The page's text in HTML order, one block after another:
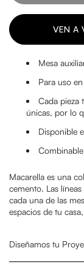
VEN A
Mesa
Para uso
Cada pieza
únicas, por lo
Disponible
Macarella es una
cemento. Las
cada una de las
espacios de tu
Diseñamos tu